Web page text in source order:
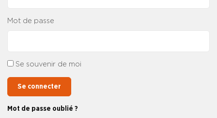
Mot de passe
Se souvenir de moi
Se connecter
Mot de passe oublié ?